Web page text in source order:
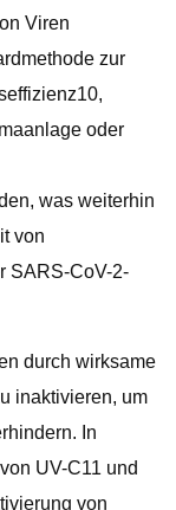
Viren
zur
oder
was weiterhin
von
SARS-CoV-2-
durch wirksame
inaktivieren, um
In
UV-C11 und
von